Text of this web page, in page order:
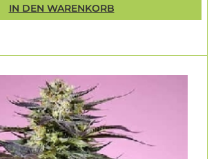
IN DEN WARENKORB